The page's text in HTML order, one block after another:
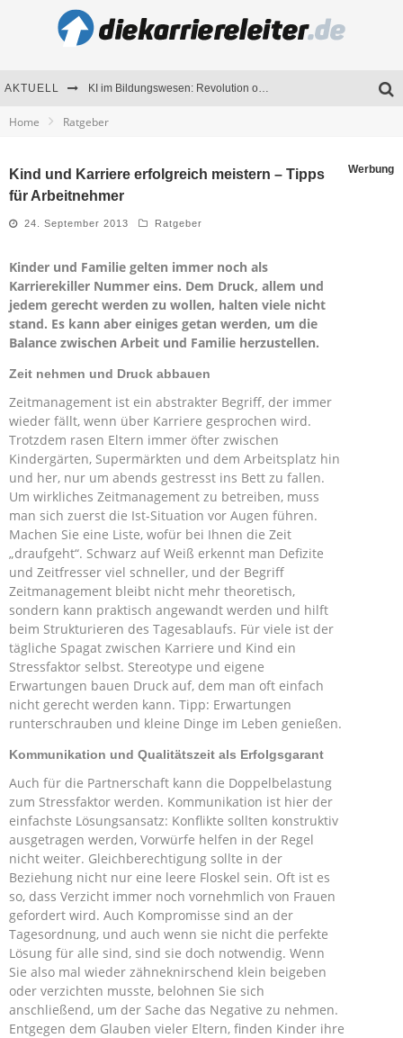
AKTUELL KI im Bildungswesen: Revolution oder Risiko für Schulen und Universitäten?
Home Ratgeber
Kind und Karriere erfolgreich meistern – Tipps
für Arbeitnehmer
Werbung
24. September 2013 Ratgeber
Kinder und Familie gelten immer noch als
Karrierekiller Nummer eins. Dem Druck, allem und
jedem gerecht werden zu wollen, halten viele nicht
stand. Es kann aber einiges getan werden, um die
Balance zwischen Arbeit und Familie herzustellen.
Zeit nehmen und Druck abbauen
Zeitmanagement ist ein abstrakter Begriff, der immer
wieder fällt, wenn über Karriere gesprochen wird.
Trotzdem rasen Eltern immer öfter zwischen
Kindergärten, Supermärkten und dem Arbeitsplatz hin
und her, nur um abends gestresst ins Bett zu fallen.
Um wirkliches Zeitmanagement zu betreiben, muss
man sich zuerst die Ist-Situation vor Augen führen.
Machen Sie eine Liste, wofür bei Ihnen die Zeit
„draufgeht“. Schwarz auf Weiß erkennt man Defizite
und Zeitfresser viel schneller, und der Begriff
Zeitmanagement bleibt nicht mehr theoretisch,
sondern kann praktisch angewandt werden und hilft
beim Strukturieren des Tagesablaufs. Für viele ist der
tägliche Spagat zwischen Karriere und Kind ein
Stressfaktor selbst. Stereotype und eigene
Erwartungen bauen Druck auf, dem man oft einfach
nicht gerecht werden kann. Tipp: Erwartungen
runterschrauben und kleine Dinge im Leben genießen.
Kommunikation und Qualitätszeit als Erfolgsgarant
Auch für die Partnerschaft kann die Doppelbelastung
zum Stressfaktor werden. Kommunikation ist hier der
einfachste Lösungsansatz: Konflikte sollten konstruktiv
ausgetragen werden, Vorwürfe helfen in der Regel
nicht weiter. Gleichberechtigung sollte in der
Beziehung nicht nur eine leere Floskel sein. Oft ist es
so, dass Verzicht immer noch vornehmlich von Frauen
gefordert wird. Auch Kompromisse sind an der
Tagesordnung, und auch wenn sie nicht die perfekte
Lösung für alle sind, sind sie doch notwendig. Wenn
Sie also mal wieder zähneknirschend klein beigeben
oder verzichten musste, belohnen Sie sich
anschließend, um der Sache das Negative zu nehmen.
Entgegen dem Glauben vieler Eltern, finden Kinder ihre